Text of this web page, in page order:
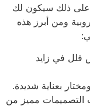
على ذلك سيكون لك
ومن أبرز هذه
فلل في زايد
بعناية شديدة.
مميز من